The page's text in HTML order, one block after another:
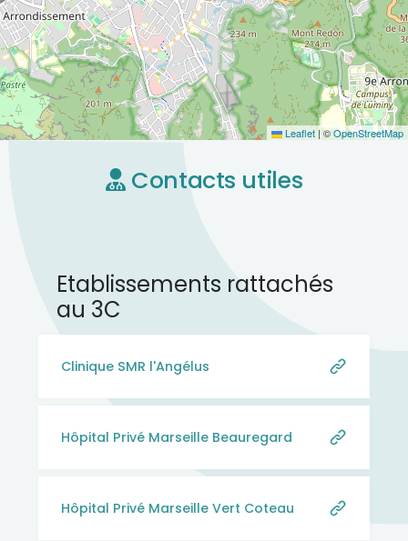
Leaflet |©OpenStreetMap
Contacts utiles
Etablissements rattachés
au 3C
Clinique SMR l'Angélus
Hôpital Privé Marseille Beauregard
Hôpital Privé Marseille Vert Coteau